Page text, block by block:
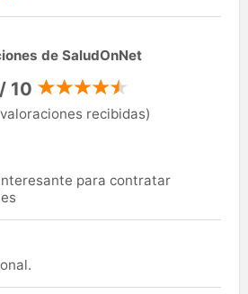
de SaludOnNet
10
valoraciones recibidas)
para contratar